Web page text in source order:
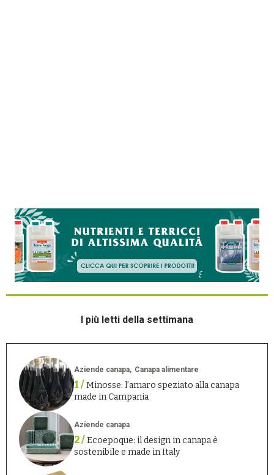
I più letti della settimana
Aziende canapa Canapa alimentare
1 /Minosse: l’amaro speziato alla canapa
made in Campania
Aziende canapa
2 /Ecoepoque: il design in canapa è
sostenibile e made in Italy